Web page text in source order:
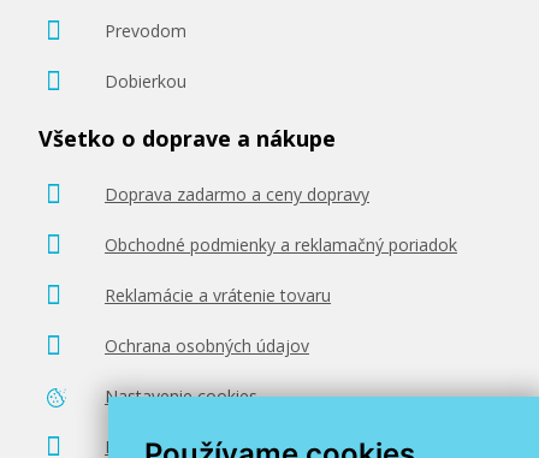
Prevodom
Dobierkou
Všetko o doprave a nákupe
Doprava zadarmo a ceny dopravy
Obchodné podmienky a reklamačný poriadok
Reklamácie a vrátenie tovaru
Ochrana osobných údajov
Nastavenie cookies
Poradenstvo zadarmo